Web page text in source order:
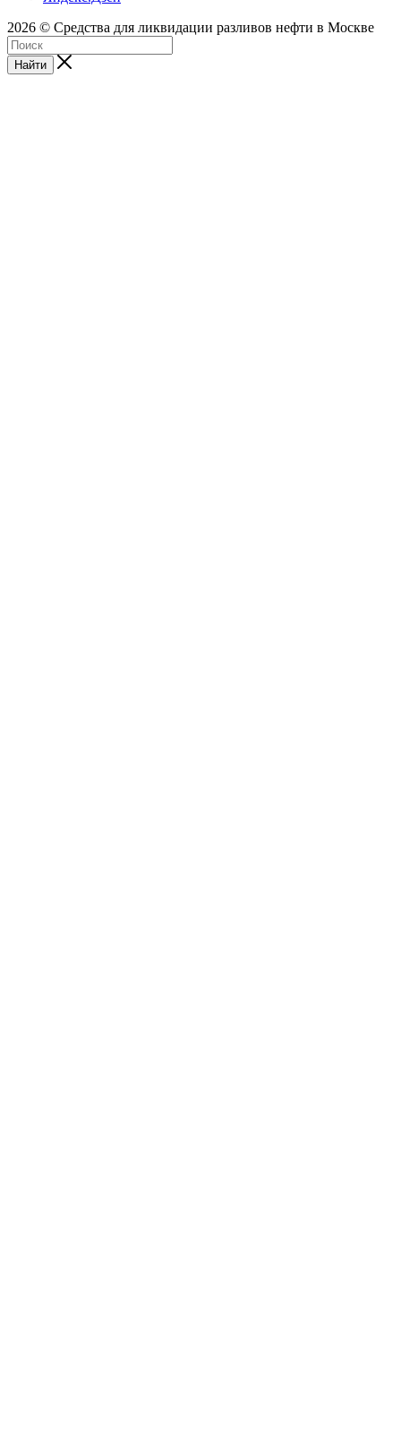
2026 © Средства для ликвидации разливов нефти в Москве
Найти